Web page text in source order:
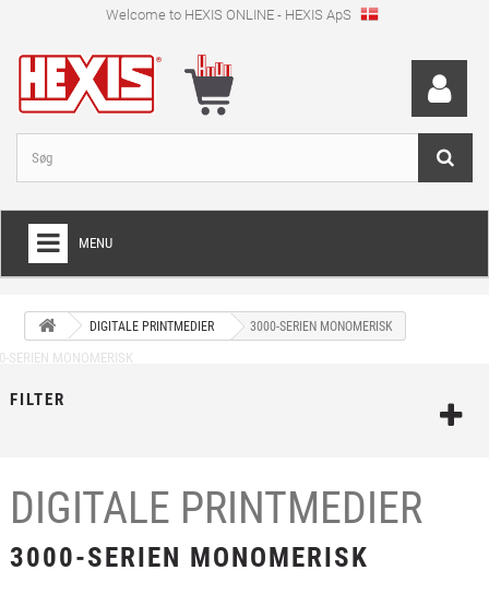
Welcome to HEXIS ONLINE - HEXIS ApS
MENU
WRAPPINGFOLIE
+
LAMINAT
TEKSTIL
DIGITALE PRINTMEDIER 3000-SERIEN MONOMERISK
FILTER
DIGITALE PRINTMEDIER
3000-SERIEN MONOMERISK